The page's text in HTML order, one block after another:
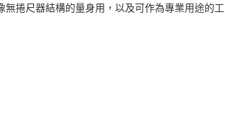
捲尺器結構的量身用，以及可作為專業用途的工